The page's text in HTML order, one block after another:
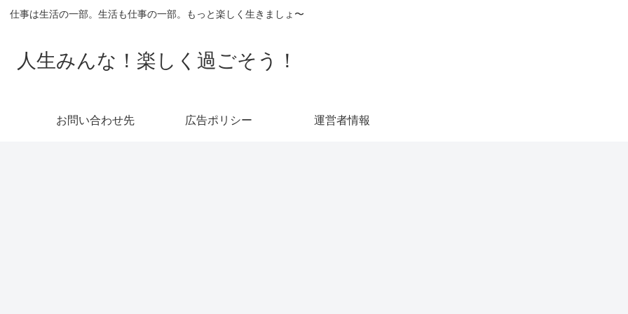
仕事は生活の一部。生活も仕事の一部。もっと楽しく生きましょ〜
人生みんな！楽しく過ごそう！
お問い合わせ先 広告ポリシー 運営者情報